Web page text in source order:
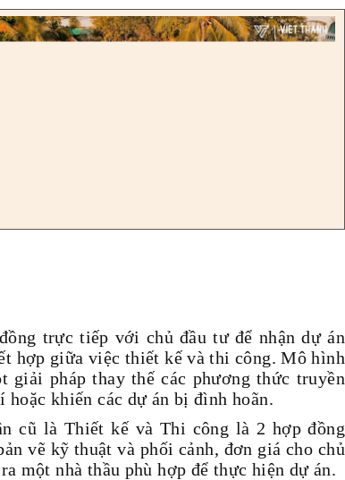
trực tiếp với chủ đầu tư để nhận dự án
hợp giữa việc thiết kế và thi công. Mô hình
pháp thay thế các phương thức truyền
khiến các dự án bị đình hoãn.
cũ là Thiết kế và Thi công là 2 hợp đồng
vẽ kỹ thuật và phối cảnh, đơn giá cho chủ
một nhà thầu phù hợp để thực hiện dự án.